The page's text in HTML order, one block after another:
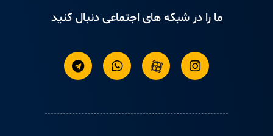
ما را در شبکه های اجتماعی دنبال کنید